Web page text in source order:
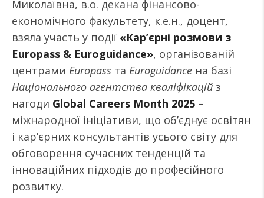
Миколаївна, в.о. декана фінансово-
економічного факультету, к.е.н., доцент,
взяла участь у події «Кар’єрні розмови з
Europass & Euroguidance», організованій
центрами Europass та Euroguidance на базі
Національного агентства кваліфікацій з
нагоди Global Careers Month 2025 –
міжнародної ініціативи, що об’єднує освітян
і кар’єрних консультантів усього світу для
обговорення сучасних тенденцій та
інноваційних підходів до професійного
розвитку.